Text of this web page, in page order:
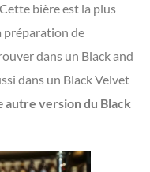
bière est la plus
préparation de
dans un Black and
dans un Black Velvet
autre version du Black